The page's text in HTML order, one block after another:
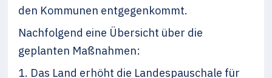
den Kommunen entgegenkommt.
Nachfolgend eine Übersicht über die
geplanten Maßnahmen:
Das Land erhöht die Landespauschale für